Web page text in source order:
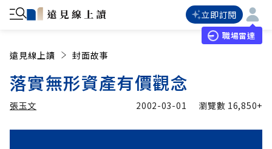
立即訂閱
職場雷達
遠見線上讀 封面故事
落實無形資產有價觀念
張玉文 2002-03-01 瀏覽數 16,850+